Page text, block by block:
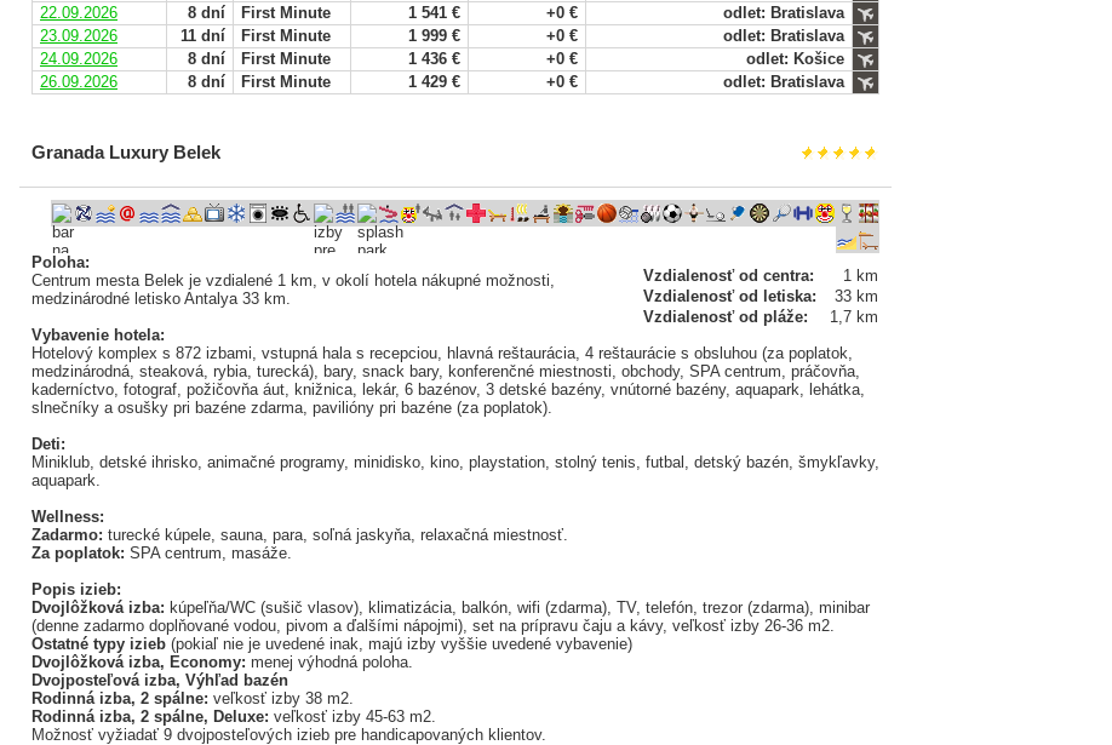
22.09.2026
8 dní First Minute 1 541 € +0 €
odlet: Bratislava
23.09.2026
11 dní First Minute 1 999 € +0 €
odlet: Bratislava
24.09.2026
8 dní First Minute 1 436 € +0 €
odlet: Košice
26.09.2026
8 dní First Minute 1 429 € +0 € odlet: Bratislava
Granada Luxury Belek
Vzdialenosť od centra:
1 km
Vzdialenosť od letiska:
33 km
Vzdialenosť od pláže:
1,7 km
Poloha:
Centrum mesta Belek je vzdialené 1 km, v okolí hotela nákupné možnosti,
medzinárodné letisko Antalya 33 km.
Vybavenie hotela:
Hotelový komplex s 872 izbami, vstupná hala s recepciou, hlavná reštaurácia, 4 reštaurácie s obsluhou (za poplatok,
medzinárodná, steaková, rybia, turecká), bary, snack bary, konferenčné miestnosti, obchody, SPA centrum, práčovňa,
kaderníctvo, fotograf, požičovňa áut, knižnica, lekár, 6 bazénov, 3 detské bazény, vnútorné bazény, aquapark, lehátka,
slnečníky a osušky pri bazéne zdarma, pavilióny pri bazéne (za poplatok).
Deti:
Miniklub, detské ihrisko, animačné programy, minidisko, kino, playstation, stolný tenis, futbal, detský bazén, šmykľavky,
aquapark.
Wellness:
Zadarmo: turecké kúpele, sauna, para, soľná jaskyňa, relaxačná miestnosť.
Za poplatok: SPA centrum, masáže.
Popis izieb:
Dvojlôžková izba: kúpeľňa/WC (sušič vlasov), klimatizácia, balkón, wifi (zdarma), TV, telefón, trezor (zdarma), minibar
(denne zadarmo doplňované vodou, pivom a ďalšími nápojmi), set na prípravu čaju a kávy, veľkosť izby 26-36 m2.
Ostatné typy izieb (pokiaľ nie je uvedené inak, majú izby vyššie uvedené vybavenie)
Dvojlôžková izba, Economy: menej výhodná poloha.
Dvojposteľová izba, Výhľad bazén
Rodinná izba, 2 spálne: veľkosť izby 38 m2.
Rodinná izba, 2 spálne, Deluxe: veľkosť izby 45-63 m2.
Možnosť vyžiadať 9 dvojposteľových izieb pre handicapovaných klientov.